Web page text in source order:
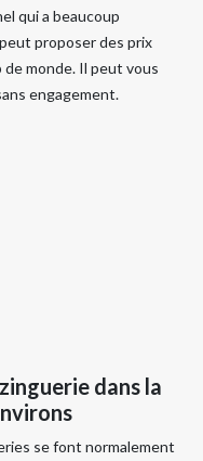
qui a beaucoup
proposer des prix
monde. Il peut vous
engagement.
dans la
se font normalement